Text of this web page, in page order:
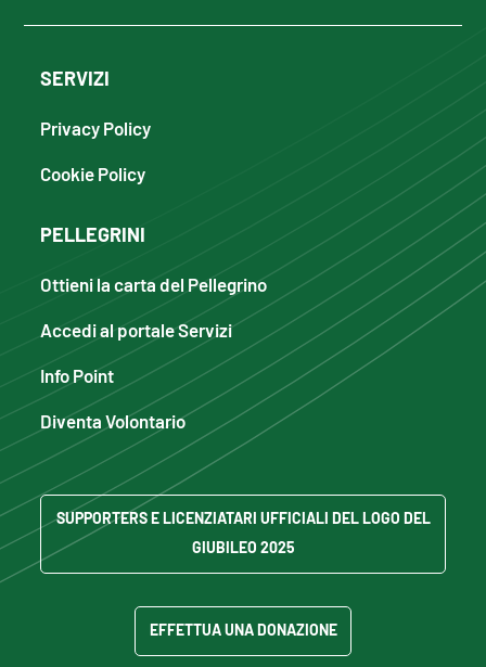
SERVIZI
Privacy Policy
Cookie Policy
PELLEGRINI
Ottieni la carta del Pellegrino
Accedi al portale Servizi
Info Point
Diventa Volontario
SUPPORTERS E LICENZIATARI UFFICIALI DEL LOGO DEL
GIUBILEO 2025
EFFETTUA UNA DONAZIONE